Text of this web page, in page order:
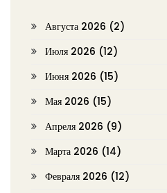
Августа 2026 (2)
Июля 2026 (12)
Июня 2026 (15)
Мая 2026 (15)
Апреля 2026 (9)
Марта 2026 (14)
Февраля 2026 (12)